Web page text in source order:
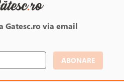
Gatesc.ro via email
ABONARE